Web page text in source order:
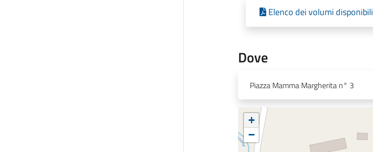
Elenco dei volumi disponibili
Dove
Piazza Mamma Margherita n° 3
+
−